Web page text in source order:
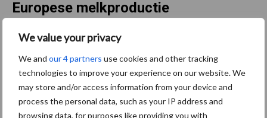
We value your privacy
We and our 4 partners use cookies and other tracking
technologies to improve your experience on our website. We
may store and/or access information from your device and
process the personal data, such as your IP address and
browsing data, for purposes like providing you with
Europese melkproductie
De Europesemelkproductiewas tot en met augustus 2022 0,6
procent lager dan het jaar daarvoor en liet hiermee een
vergelijkbaar beeld zien als in Nederland over die periode. Binnen
Europa nam in Polen en België de melkproductie nog wel toe.